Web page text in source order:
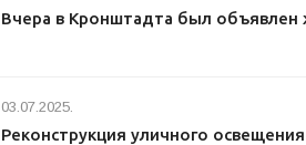
Вчера в Кронштадта был объявлен
03.07.2025.
Реконструкция уличного